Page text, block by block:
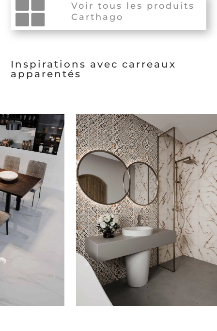
Voir tous les produits
Carthago
Inspirations avec carreaux
apparentés